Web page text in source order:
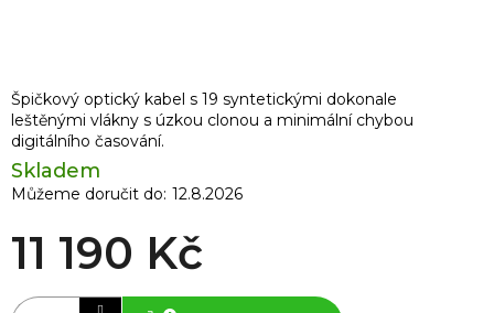
Skladem
Můžeme doručit do: 12.8.2026
11 190 Kč
Špičkový optický kabel s 19 syntetickými dokonale
leštěnými vlákny s úzkou clonou a minimální chybou
digitálního časování.